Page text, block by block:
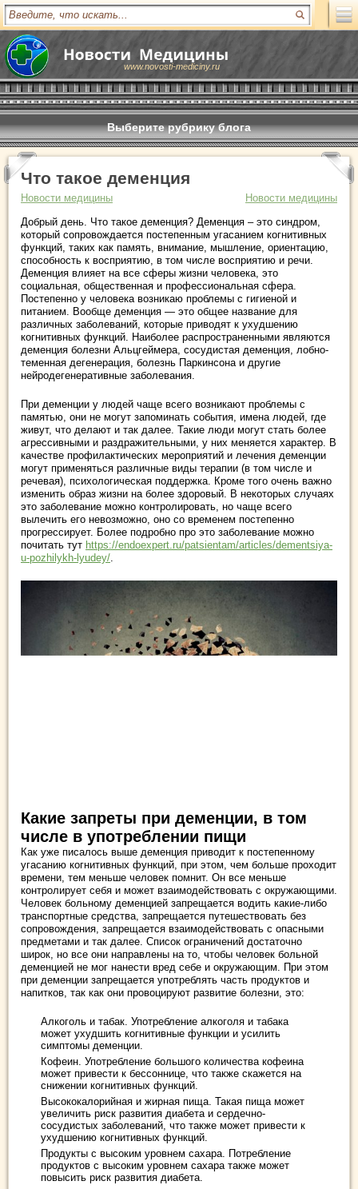
www.novosti-mediciny.ru
Выберите рубрику блога
Что такое деменция
Новости медицины
Новости медицины
Добрый день. Что такое деменция? Деменция – это синдром,
который сопровождается постепенным угасанием когнитивных
функций, таких как память, внимание, мышление, ориентацию,
способность к восприятию, в том числе восприятию и речи.
Деменция влияет на все сферы жизни человека, это
социальная, общественная и профессиональная сфера.
Постепенно у человека возникаю проблемы с гигиеной и
питанием. Вообще деменция — это общее название для
различных заболеваний, которые приводят к ухудшению
когнитивных функций. Наиболее распространенными являются
деменция болезни Альцгеймера, сосудистая деменция, лобно-
теменная дегенерация, болезнь Паркинсона и другие
нейродегенеративные заболевания.
При деменции у людей чаще всего возникают проблемы с
памятью, они не могут запоминать события, имена людей, где
живут, что делают и так далее. Такие люди могут стать более
агрессивными и раздражительными, у них меняется характер. В
качестве профилактических мероприятий и лечения деменции
могут применяться различные виды терапии (в том числе и
речевая), психологическая поддержка. Кроме того очень важно
изменить образ жизни на более здоровый. В некоторых случаях
это заболевание можно контролировать, но чаще всего
вылечить его невозможно, оно со временем постепенно
прогрессирует. Более подробно про это заболевание можно
почитать тут https://endoexpert.ru/patsientam/articles/dementsiya-
u-pozhilykh-lyudey/.
Какие запреты при деменции, в том
числе в употреблении пищи
Как уже писалось выше деменция приводит к постепенному
угасанию когнитивных функций, при этом, чем больше проходит
времени, тем меньше человек помнит. Он все меньше
контролирует себя и может взаимодействовать с окружающими.
Человек больному деменцией запрещается водить какие-либо
транспортные средства, запрещается путешествовать без
сопровождения, запрещается взаимодействовать с опасными
предметами и так далее. Список ограничений достаточно
широк, но все они направлены на то, чтобы человек больной
деменцией не мог нанести вред себе и окружающим. При этом
при деменции запрещается употреблять часть продуктов и
напитков, так как они провоцируют развитие болезни, это:
Алкоголь и табак. Употребление алкоголя и табака
может ухудшить когнитивные функции и усилить
симптомы деменции.
Кофеин. Употребление большого количества кофеина
может привести к бессоннице, что также скажется на
снижении когнитивных функций.
Высококалорийная и жирная пища. Такая пища может
увеличить риск развития диабета и сердечно-
сосудистых заболеваний, что также может привести к
ухудшению когнитивных функций.
Продукты с высоким уровнем сахара. Потребление
продуктов с высоким уровнем сахара также может
повысить риск развития диабета.